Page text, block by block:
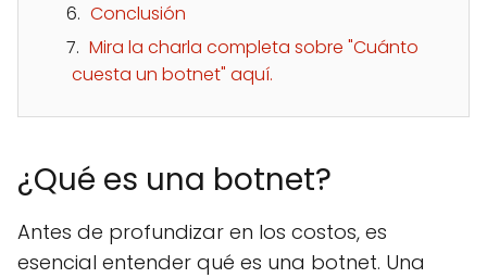
Conclusión
Mira la charla completa sobre "Cuánto
cuesta un botnet" aquí.
¿Qué es una botnet?
Antes de profundizar en los costos, es
esencial entender qué es una botnet. Una